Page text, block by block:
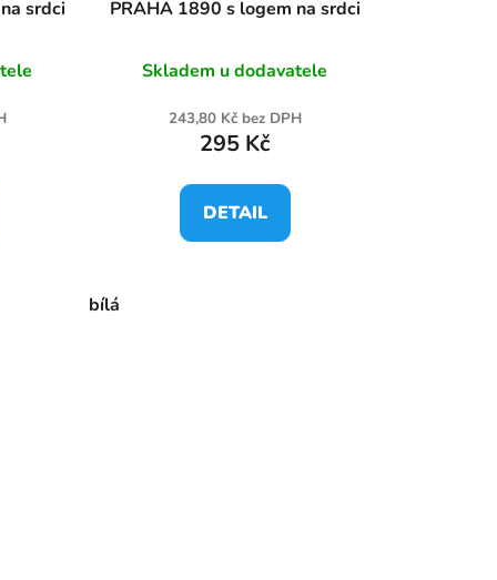
srdci
PRAHA 1890 s logem na srdci
Skladem u dodavatele
243,80 Kč bez DPH
295 Kč
DETAIL
bílá